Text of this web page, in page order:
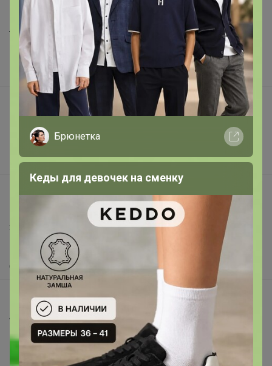
Шоурумы
Торговые марки
Наша команда
В наличии
Подарочные сертификаты
Поставщикам
Вакансии
Написать в поддержку
Защита покупателя
Помощь
О нас
Все предложения
Анонсы
Новости
Поддержка альпак
Брюнетка
Кеды для девочек на сменку